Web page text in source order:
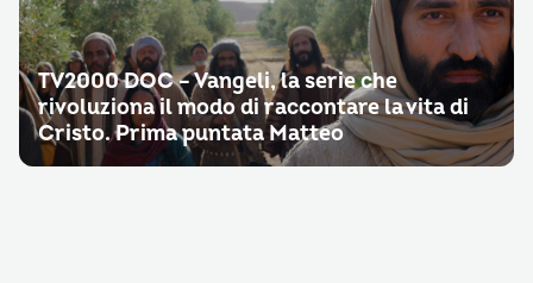
TV2000 DOC – Vangeli, la serie che
rivoluziona il modo di raccontare la vita di
Cristo. Prima puntata Matteo